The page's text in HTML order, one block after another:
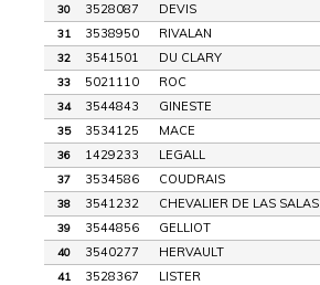
30 3528087 DEVIS
31 3538950 RIVALAN
32 3541501 DU CLARY
33 5021110 ROC
34 3544843 GINESTE
35 3534125 MACE
36 1429233 LEGALL
37 3534586 COUDRAIS
38 3541232 CHEVALIER DE LAS SALAS
39 3544856 GELLIOT
40 3540277 HERVAULT
41 3528367 LISTER